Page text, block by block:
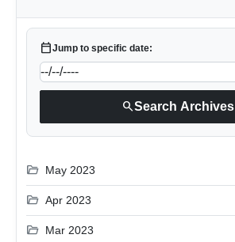
calendar_todayJump to specific date:
searchSearch Archives
folder_open May 2023
folder_open Apr 2023
folder_open Mar 2023